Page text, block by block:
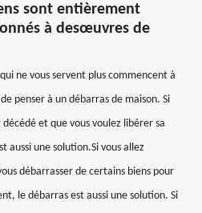
sont entièrement
à desœuvres de
ne vous servent plus commencent à
penser à un débarras de maison. Si
et que vous voulez libérer sa
aussi une solution.Si vous allez
débarrasser de certains biens pour
le débarras est aussi une solution. Si